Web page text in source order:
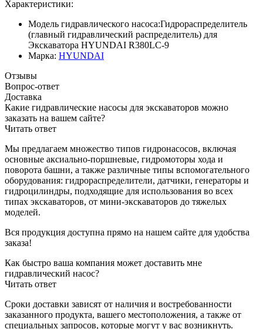
Характеристики:
Модель гидравлического насоса:Гидрораспределитель
(главный гидравлический распределитель) для
Экскаватора HYUNDAI R380LC-9
Марка: HYUNDAI
Отзывы
Вопрос-ответ
Доставка
Какие гидравлические насосы для экскаваторов можно
заказать на вашем сайте?
Читать ответ
Мы предлагаем множество типов гидронасосов, включая
основные аксиально-поршневые, гидромоторы хода и
поворота башни, а также различные типы вспомогательного
оборудования: гидрораспределители, датчики, генераторы и
гидроцилиндры, подходящие для использования во всех
типах экскаваторов, от мини-экскаваторов до тяжелых
моделей.
Вся продукция доступна прямо на нашем сайте для удобства
заказа!
Как быстро ваша компания может доставить мне
гидравлический насос?
Читать ответ
Сроки доставки зависят от наличия и востребованности
заказанного продукта, вашего местоположения, а также от
специальных запросов, которые могут у вас возникнуть.